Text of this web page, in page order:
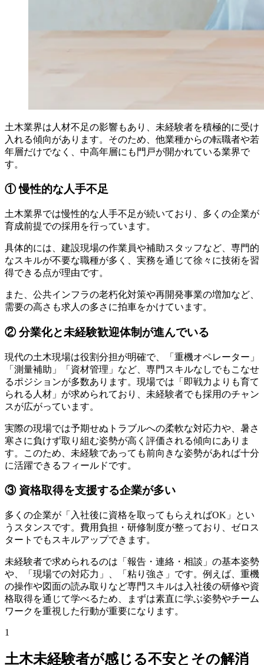
土木業界は人材不足の影響もあり、未経験者を積極的に受け
入れる傾向があります。そのため、他業種からの転職者や若
年層だけでなく、中高年層にも門戸が開かれている業界で
す。
① 慢性的な人手不足
土木業界では慢性的な人手不足が続いており、多くの企業が
育成前提での採用を行っています。
具体的には、建設現場の作業員や補助スタッフなど、専門的
なスキルが不要な職種が多く、実務を通じて徐々に技術を習
得できる点が理由です。
また、公共インフラの老朽化対策や再開発事業の増加など、
需要の高さも求人の多さに拍車をかけています。
② 分業化と未経験歓迎体制が進んでいる
現代の土木現場は役割分担が明確で、「重機オペレーター」
「測量補助」「資材管理」など、専門スキルなしでもこなせ
るポジションが多数あります。現場では「即戦力よりも育て
られる人材」が求められており、未経験者でも採用のチャン
スが広がっています。
実際の現場では予期せぬトラブルへの柔軟な対応力や、暑さ
寒さに負けず取り組む姿勢が高く評価される傾向にありま
す。このため、未経験であっても前向きな姿勢があれば十分
に活躍できるフィールドです。
③ 資格取得を支援する企業が多い
多くの企業が「入社後に資格を取ってもらえればOK」とい
うスタンスです。費用負担・研修制度が整っており、ゼロス
タートでもスキルアップできます。
未経験者で求められるのは「報告・連絡・相談」の基本姿勢
や、「現場での対応力」、「粘り強さ」です。例えば、重機
の操作や図面の読み取りなど専門スキルは入社後の研修や資
格取得を通じて学べるため、まずは素直に学ぶ姿勢やチーム
ワークを重視した行動が重要になります。
1
土木未経験者が感じる不安とその解消